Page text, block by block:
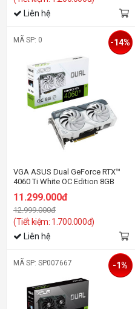
Liên hệ
MÃ SP: 0
VGA ASUS Dual GeForce RTX™
4060 Ti White OC Edition 8GB
11.299.000đ
12.999.000đ
(Tiết kiệm: 1.700.000đ)
-14%
Liên hệ
MÃ SP: SP007667 -1%